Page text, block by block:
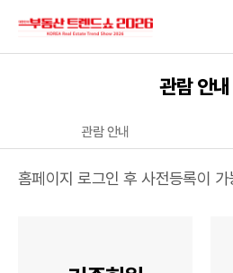
관람 안내
관람 안내
홈페이지 로그인 후 사전등록이 가